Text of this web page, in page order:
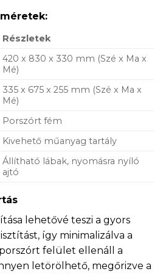
Részletek
420 x 830 x 330 mm (Szé x Ma x
Mé)
335 x 675 x 255 mm (Szé x Ma x
Mé)
Porszórt fém
Kivehető műanyag tartály
Állítható lábak, nyomásra nyíló
ajtó
lehetővé teszi a gyors
így minimalizálva a
felület ellenáll a
letörölhető, megőrizve a